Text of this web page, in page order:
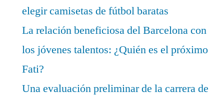
elegir camisetas de fútbol baratas
La relación beneficiosa del Barcelona con
los jóvenes talentos: ¿Quién es el próximo
Fati?
Una evaluación preliminar de la carrera de